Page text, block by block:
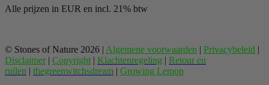
Alle prijzen in EUR en incl. 21% btw
© Stones of Nature 2026 | Algemene voorwaarden | Privacybeleid |
Disclaimer | Copyright | Klachtenregeling | Retour en
ruilen | thegreenwitchsdream | Growing Lemon